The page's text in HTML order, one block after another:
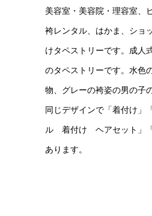
美容室・美容院・理容室、
袴レンタル、はかま、ショ
けタペストリーです。成人
のタペストリーです。水色
物、グレーの袴姿の男の子
同じデザインで「着付け
ル 着付け ヘアセット」
あります。